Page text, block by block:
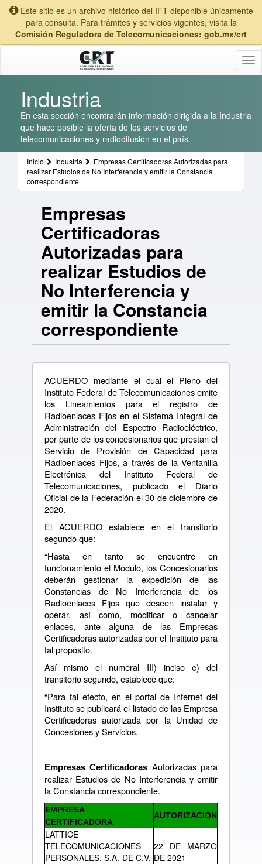
Este sitio es un archivo histórico del IFT disponible únicamente
para consulta. Para trámites y servicios vigentes, visita la
Comisión Reguladora de Telecomunicaciones: gob.mx/crt
Industria
En esta sección encontrarán información dirigida a la Industria
que hace posible la oferta de los servicios de
telecomunicaciones y radiodifusión en el país.
Inicio Industria
Empresas Certificadoras Autorizadas para
realizar Estudios de No Interferencia y emitir la Constancia
correspondiente
Empresas
Certificadoras
Autorizadas para
realizar Estudios de
No Interferencia y
emitir la Constancia
correspondiente
ACUERDO mediante el cual el Pleno del
Instituto Federal de Telecomunicaciones emite
los Lineamientos para el registro de
Radioenlaces Fijos en el Sistema Integral de
Administración del Espectro Radioeléctrico,
por parte de los concesionarios que prestan el
Servicio de Provisión de Capacidad para
Radioenlaces Fijos, a través de la Ventanilla
Electrónica del Instituto Federal de
Telecomunicaciones, publicado el Diario
Oficial de la Federación el 30 de diciembre de
2020.
El ACUERDO establece en el transitorio
segundo que:
“Hasta en tanto se encuentre en
funcionamiento el Módulo, los Concesionarios
deberán gestionar la expedición de las
Constancias de No Interferencia de los
Radioenlaces Fijos que deseen instalar y
operar, así como, modificar o cancelar
enlaces, ante alguna de las Empresas
Certificadoras autorizadas por el Instituto para
tal propósito.
Así mismo el numeral III) inciso e) del
transitorio segundo, establece que:
“Para tal efecto, en el portal de Internet del
Instituto se publicará el listado de las Empresa
Certificadoras autorizada por la Unidad de
Concesiones y Servicios.
Empresas Certificadoras Autorizadas para
realizar Estudios de No Interferencia y emitir
la Constancia correspondiente.
EMPRESA
CERTIFICADORA
AUTORIZACIÓN
LATTICE
TELECOMUNICACIONES
PERSONALES, S.A. DE C.V.
22 DE MARZO
DE 2021